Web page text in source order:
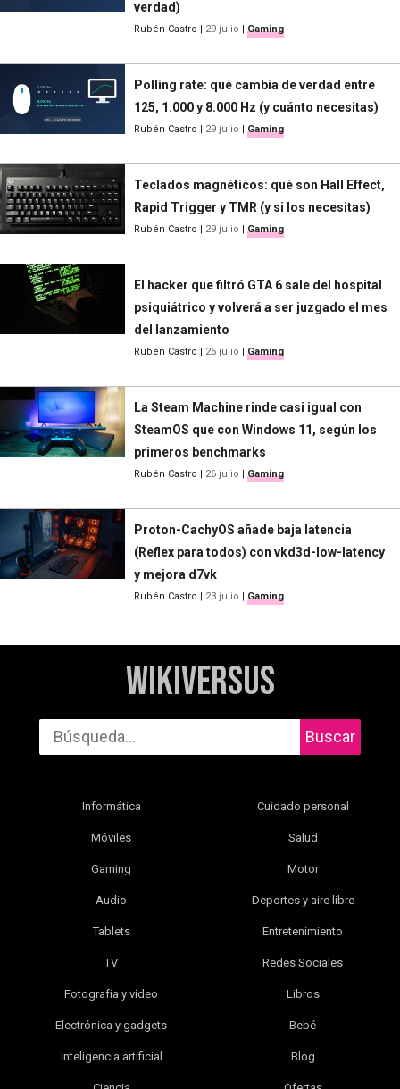
verdad)
Rubén Castro | 29 julio | Gaming
Polling rate: qué cambia de verdad entre
125, 1.000 y 8.000 Hz (y cuánto necesitas)
Rubén Castro | 29 julio | Gaming
Teclados magnéticos: qué son Hall Effect,
Rapid Trigger y TMR (y si los necesitas)
Rubén Castro | 29 julio | Gaming
El hacker que filtró GTA 6 sale del hospital
psiquiátrico y volverá a ser juzgado el mes
del lanzamiento
Rubén Castro | 26 julio | Gaming
La Steam Machine rinde casi igual con
SteamOS que con Windows 11, según los
primeros benchmarks
Rubén Castro | 26 julio | Gaming
Proton-CachyOS añade baja latencia
(Reflex para todos) con vkd3d-low-latency
y mejora d7vk
Rubén Castro | 23 julio | Gaming
WikiVersus
Buscar
Informática
Móviles
Gaming
Audio
Tablets
TV
Fotografía y vídeo
Electrónica y gadgets
Inteligencia artificial
Cuidado personal
Salud
Motor
Deportes y aire libre
Entretenimiento
Redes Sociales
Libros
Bebé
Blog